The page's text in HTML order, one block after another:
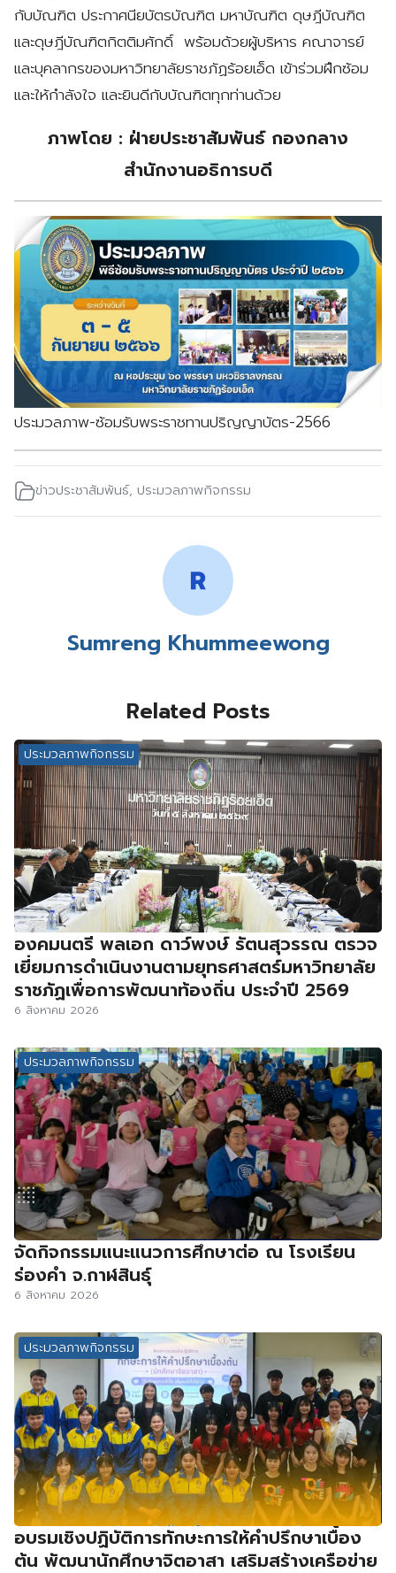
กับบัณฑิต ประกาศนียบัตรบัณฑิต มหาบัณฑิต ดุษฎีบัณฑิต
และดุษฎีบัณฑิตกิตติมศักดิ์ พร้อมด้วยผู้บริหาร คณาจารย์
และบุคลากรของมหาวิทยาลัยราชภัฏร้อยเอ็ด เข้าร่วมฝึกซ้อม
และให้กำลังใจ และยินดีกับบัณฑิตทุกท่านด้วย
ภาพโดย : ฝ่ายประชาสัมพันธ์ กองกลาง
สำนักงานอธิการบดี
ประมวลภาพ-ซ้อมรับพระราชทานปริญญาบัตร-2566
ข่าวประชาสัมพันธ์, ประมวลภาพกิจกรรม
Sumreng Khummeewong
Related Posts
ประมวลภาพกิจกรรม
องคมนตรี พลเอก ดาว์พงษ์ รัตนสุวรรณ ตรวจ
เยี่ยมการดำเนินงานตามยุทธศาสตร์มหาวิทยาลัย
ราชภัฏเพื่อการพัฒนาท้องถิ่น ประจำปี 2569
6 สิงหาคม 2026
ประมวลภาพกิจกรรม
จัดกิจกรรมแนะแนวการศึกษาต่อ ณ โรงเรียน
ร่องคำ จ.กาฬสินธุ์
6 สิงหาคม 2026
ประมวลภาพกิจกรรม
อบรมเชิงปฏิบัติการทักษะการให้คำปรึกษาเบื้อง
ต้น พัฒนานักศึกษาจิตอาสา เสริมสร้างเครือข่าย